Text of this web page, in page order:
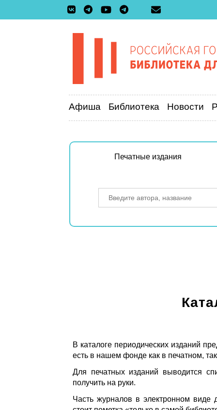
Афиша Библиотека Новости
Печатные издания
В каталоге периодических изданий
есть в нашем фонде как в печатном,
Для печатных изданий выводится
получить на руки.
Часть журналов в электронном виде